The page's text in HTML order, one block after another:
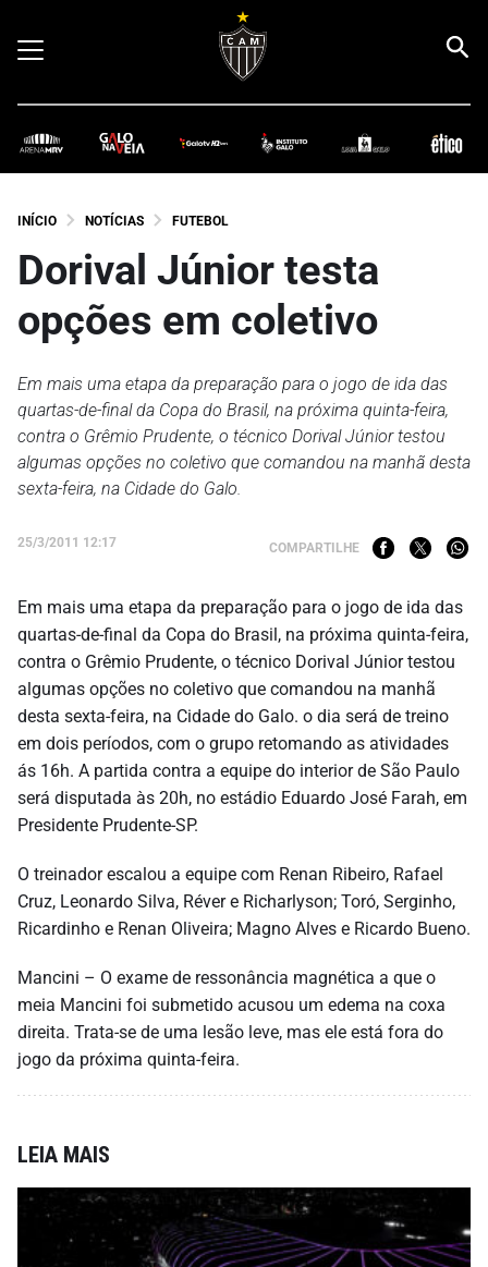
INÍCIO NOTÍCIAS FUTEBOL
Dorival Júnior testa
opções em coletivo
Em mais uma etapa da preparação para o jogo de ida das
quartas-de-final da Copa do Brasil, na próxima quinta-feira,
contra o Grêmio Prudente, o técnico Dorival Júnior testou
algumas opções no coletivo que comandou na manhã desta
sexta-feira, na Cidade do Galo.
25/3/2011 12:17 COMPARTILHE
Em mais uma etapa da preparação para o jogo de ida das
quartas-de-final da Copa do Brasil, na próxima quinta-feira,
contra o Grêmio Prudente, o técnico Dorival Júnior testou
algumas opções no coletivo que comandou na manhã
desta sexta-feira, na Cidade do Galo. o dia será de treino
em dois períodos, com o grupo retomando as atividades
ás 16h. A partida contra a equipe do interior de São Paulo
será disputada às 20h, no estádio Eduardo José Farah, em
Presidente Prudente-SP.
O treinador escalou a equipe com Renan Ribeiro, Rafael
Cruz, Leonardo Silva, Réver e Richarlyson; Toró, Serginho,
Ricardinho e Renan Oliveira; Magno Alves e Ricardo Bueno.
Mancini – O exame de ressonância magnética a que o
meia Mancini foi submetido acusou um edema na coxa
direita. Trata-se de uma lesão leve, mas ele está fora do
jogo da próxima quinta-feira.
LEIA MAIS